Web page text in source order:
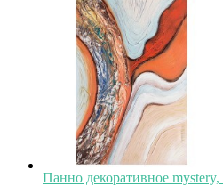
Панно декоративное